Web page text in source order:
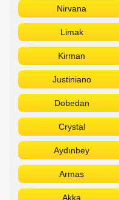
Crystal
Aydınbey
Armas
Akka